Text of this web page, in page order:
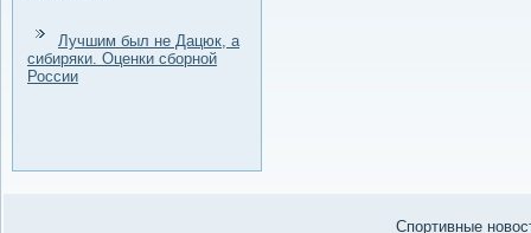
Лучшим был не Дацюк, а
сибиряки. Оценки сборной
России
Спортивные